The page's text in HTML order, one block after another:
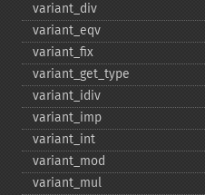
variant_​div
variant_​eqv
variant_​fix
variant_​get_​type
variant_​idiv
variant_​imp
variant_​int
variant_​mod
variant_​mul